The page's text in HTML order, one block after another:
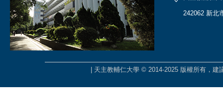
242062 新北
| 天主教輔仁大學 © 2014-2025 版權所有，